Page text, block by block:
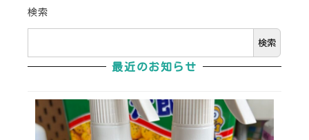
検索
検索
最近のお知らせ